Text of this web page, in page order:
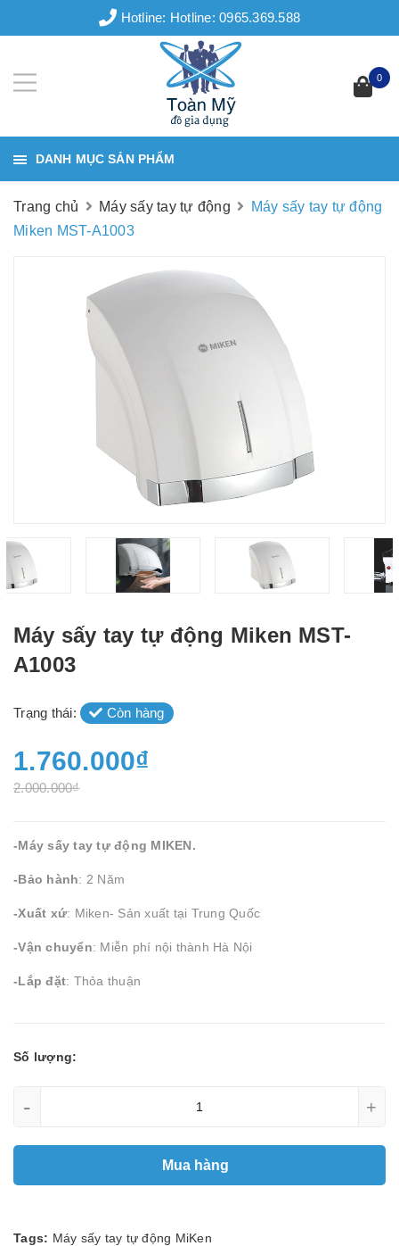
Hotline: Hotline: 0965.369.588
0
DANH MỤC SẢN PHẨM
Trang chủ Máy sấy tay tự động
Máy sấy tay tự động
Miken MST-A1003
Máy sấy tay tự động Miken MST-
A1003
Trạng thái: Còn hàng
1.760.000₫
2.000.000₫
-Máy sấy tay tự động MIKEN.
-Bảo hành: 2 Năm
-Xuất xứ: Miken- Sản xuất tại Trung Quốc
-Vận chuyển: Miễn phí nội thành Hà Nội
-Lắp đặt: Thỏa thuận
Số lượng:
- +
Mua hàng
Tags: Máy sấy tay tự động MiKen